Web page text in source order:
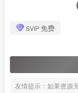
SVIP免费
友情提示：如果资源